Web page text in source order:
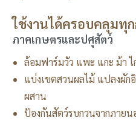
ใช้งานได้ครอบคลุมทุ
ภาคเกษตรและปศุสัตว์
ล้อมฟาร์มวัว แพะ แกะ ม้า ไ
แบ่งเขตสวนผลไม้ แปลงผั
ผสาน
ป้องกันสัตว์รบกวนจากภายน